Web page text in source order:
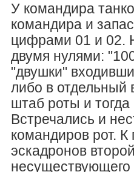
У командира
командира и
цифрами 01 и 02.
двумя нулями:
"двушки"
либо в отдельный
штаб роты и
Встречались и
командиров рот.
эскадронов